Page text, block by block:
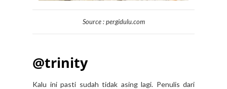
Source : pergidulu.com
@trinity
Kalu ini pasti sudah tidak asing lagi. Penulis dari